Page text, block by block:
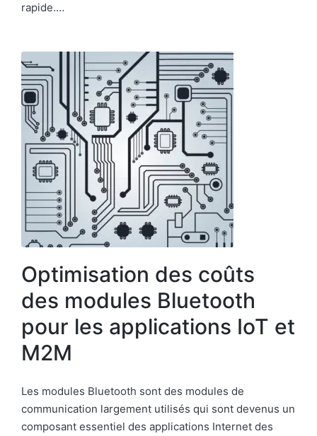
rapide.…
Optimisation des coûts
des modules Bluetooth
pour les applications IoT et
M2M
Les modules Bluetooth sont des modules de
communication largement utilisés qui sont devenus un
composant essentiel des applications Internet des